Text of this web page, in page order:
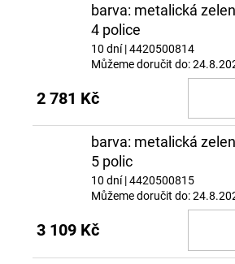
barva: metalická
4 police
10 dní| 4420500814
Můžeme doručit do:
2 781 Kč
barva: metalická
5 polic
10 dní| 4420500815
Můžeme doručit do:
3 109 Kč